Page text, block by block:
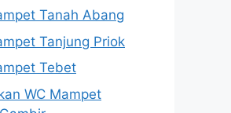
Tanah Abang
Tanjung Priok
Tebet
WC Mampet